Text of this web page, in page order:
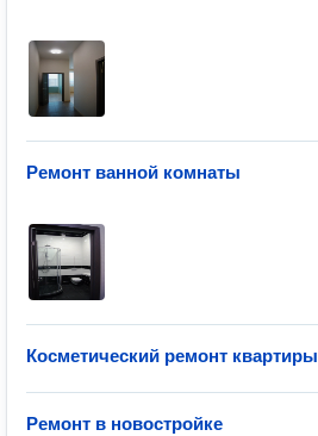
Ремонт ванной комнаты
Косметический ремонт квартиры
Ремонт в новостройке